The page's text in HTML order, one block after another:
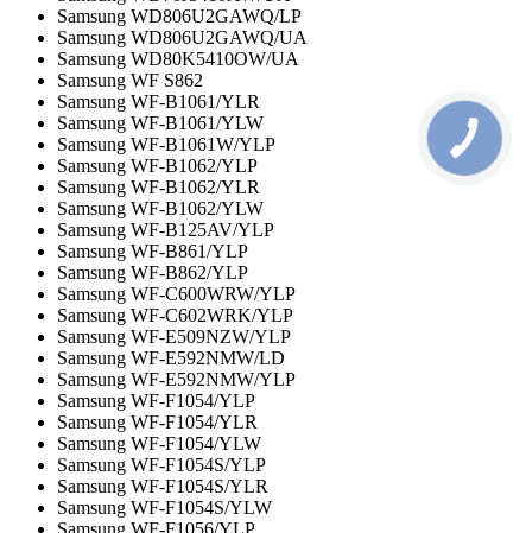
Samsung WD806U2GAWQ/LP
Samsung WD806U2GAWQ/UA
Samsung WD80K5410OW/UA
Samsung WF S862
Samsung WF-B1061/YLR
Samsung WF-B1061/YLW
Samsung WF-B1061W/YLP
Samsung WF-B1062/YLP
Samsung WF-B1062/YLR
Samsung WF-B1062/YLW
Samsung WF-B125AV/YLP
Samsung WF-B861/YLP
Samsung WF-B862/YLP
Samsung WF-C600WRW/YLP
Samsung WF-C602WRK/YLP
Samsung WF-E509NZW/YLP
Samsung WF-E592NMW/LD
Samsung WF-E592NMW/YLP
Samsung WF-F1054/YLP
Samsung WF-F1054/YLR
Samsung WF-F1054/YLW
Samsung WF-F1054S/YLP
Samsung WF-F1054S/YLR
Samsung WF-F1054S/YLW
Samsung WF-F1056/YLP